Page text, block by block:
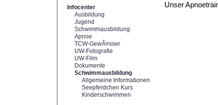
Infocenter
Ausbildung
Jugend
Schwimmausbildung
Apnoe
TCW-GewÃ¤sser
UW-Fotografie
UW-Film
Dokumente
Schwimmausbildung
Allgemeine Informationen
Seepferdchen Kurs
Kinderschwimmen
Unser